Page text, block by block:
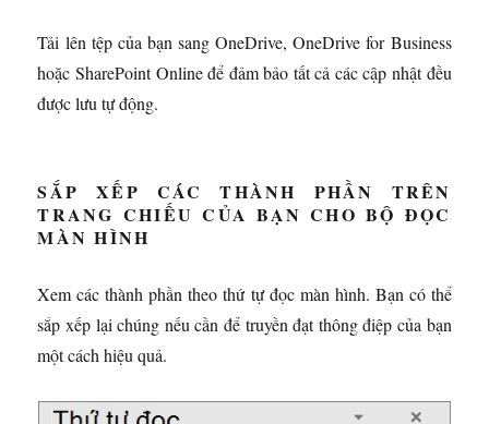
Tải lên tệp của bạn sang OneDrive, OneDrive for Business
hoặc SharePoint Online để đảm bảo tất cả các cập nhật đều
được lưu tự động.
SẮP XẾP CÁC THÀNH PHẦN TRÊN
TRANG CHIẾU CỦA BẠN CHO BỘ ĐỌC
MÀN HÌNH
Xem các thành phần theo thứ tự đọc màn hình. Bạn có thể
sắp xếp lại chúng nếu cần để truyền đạt thông điệp của bạn
một cách hiệu quả.